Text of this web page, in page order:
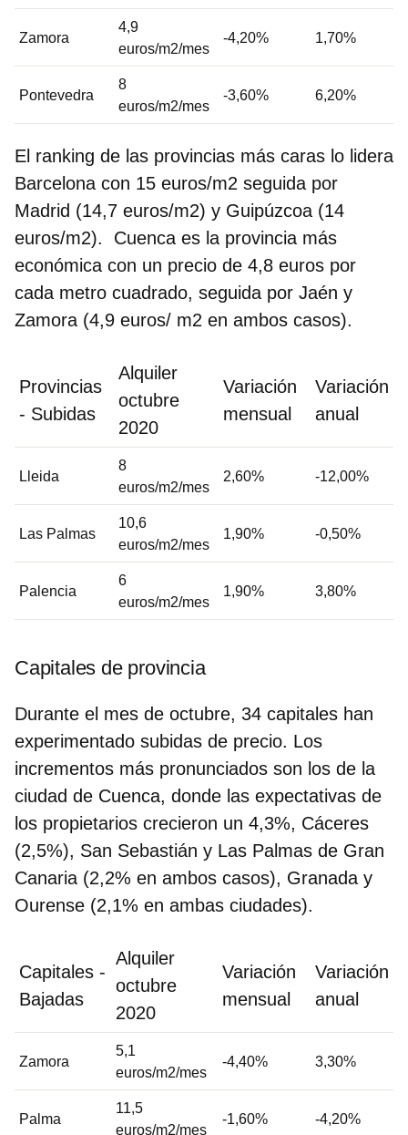
Zamora
4,9
euros/m2/mes
-4,20% 1,70%
Pontevedra
8
euros/m2/mes
-3,60% 6,20%
El ranking de las provincias más caras lo lidera
Barcelona con 15 euros/m2 seguida por
Madrid (14,7 euros/m2) y Guipúzcoa (14
euros/m2). Cuenca es la provincia más
económica con un precio de 4,8 euros por
cada metro cuadrado, seguida por Jaén y
Zamora (4,9 euros/ m2 en ambos casos).
Provincias
- Subidas
Alquiler
octubre
2020
Variación
mensual
Variación
anual
Lleida
8
euros/m2/mes
2,60% -12,00%
Las Palmas
10,6
euros/m2/mes
1,90% -0,50%
Palencia
6
euros/m2/mes
1,90% 3,80%
Capitales de provincia
Durante el mes de octubre, 34 capitales han
experimentado subidas de precio. Los
incrementos más pronunciados son los de la
ciudad de Cuenca, donde las expectativas de
los propietarios crecieron un 4,3%, Cáceres
(2,5%), San Sebastián y Las Palmas de Gran
Canaria (2,2% en ambos casos), Granada y
Ourense (2,1% en ambas ciudades).
Capitales -
Bajadas
Alquiler
octubre
2020
Variación
mensual
Variación
anual
Zamora
5,1
euros/m2/mes
-4,40% 3,30%
Palma
11,5
euros/m2/mes
-1,60% -4,20%